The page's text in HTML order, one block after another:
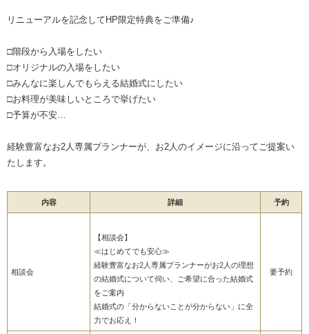
リニューアルを記念してHP限定特典をご準備♪
□階段から入場をしたい
□オリジナルの入場をしたい
□みんなに楽しんでもらえる結婚式にしたい
□お料理が美味しいところで挙げたい
□予算が不安…
経験豊富なお2人専属プランナーが、お2人のイメージに沿ってご提案い
たします。
内容 詳細 予約
相談会
【相談会】
≪はじめてでも安心≫
経験豊富なお2人専属プランナーがお2人の理想
の結婚式について伺い、ご希望に合った結婚式
をご案内
結婚式の「分からないことが分からない」に全
力でお応え！
要予約